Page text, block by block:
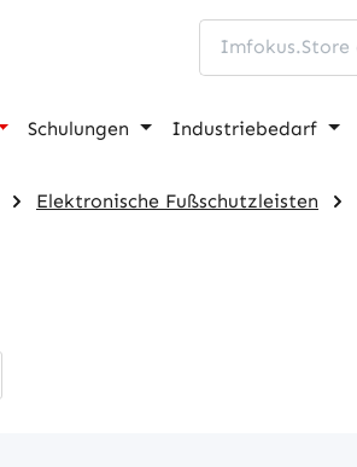
Schulungen Industriebedarf
Elektronische Fußschutzleisten